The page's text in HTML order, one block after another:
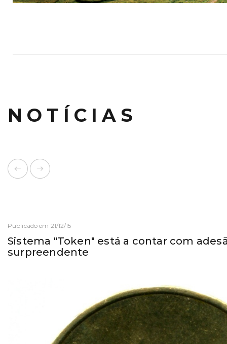
NOTÍCIAS
Publicado em 21/12/15
Sistema "Token" está a contar com
surpreendente